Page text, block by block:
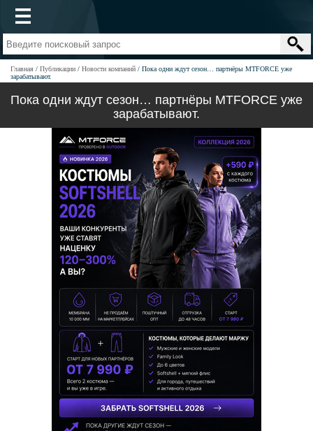
Главная Публикации Новости компаний
Пока одни ждут сезон… партнёры MTFORCE уже
зарабатывают.
Пока одни ждут сезон… партнёры MTFORCE уже
зарабатывают.